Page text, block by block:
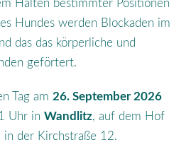
Halten bestimmter Positionen
Hundes werden Blockaden im
das das körperliche und
geförtert.
Tag am 26. September 2026
Uhr in Wandlitz, auf dem Hof
in der Kirchstraße 12.